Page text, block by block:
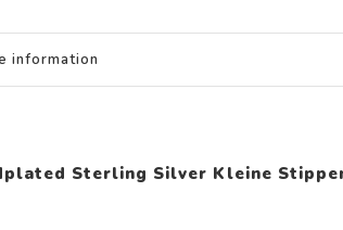
information
Sterling Silver Kleine